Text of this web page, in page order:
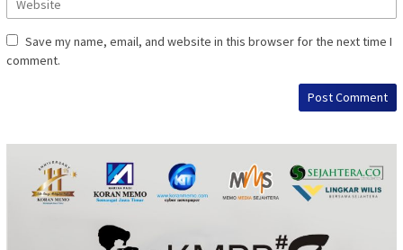
Save my name, email, and website in this browser for the next time I
comment.